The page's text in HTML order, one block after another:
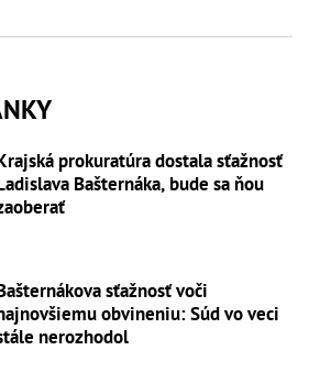
prokuratúra dostala sťažnosť
Bašternáka, bude sa ňou
sťažnosť voči
obvineniu: Súd vo veci
nerozhodol